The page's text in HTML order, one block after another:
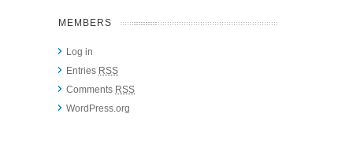
MEMBERS
Log in
Entries RSS
Comments RSS
WordPress.org